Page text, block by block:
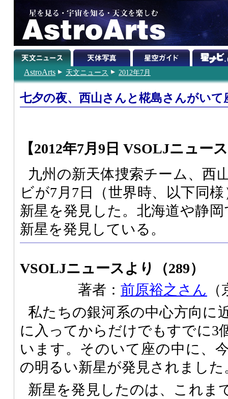
AstroArts 天文ニュース 2012年7月
七夕の夜、西山さんと椛島さんがいて
【2012年7月9日 VSOLJニュー
九州の新天体捜索チーム、西
ビが7月7日（世界時、以下同
新星を発見した。北海道や静
新星を発見している。
VSOLJニュースより（289）
著者： 前原裕之さん
私たちの銀河系の中心方向に
に入ってからだけでもすでに3
います。そのいて座の中に、
の明るい新星が発見されました
新星を発見したのは、これま